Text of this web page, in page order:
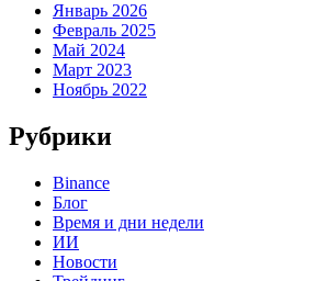
Январь 2026
Февраль 2025
Май 2024
Март 2023
Ноябрь 2022
Рубрики
Binance
Блог
Время и дни недели
ИИ
Новости